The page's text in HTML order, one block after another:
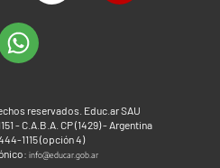
reservados. Educ.ar SAU
- C.A.B.A. CP (1429) - Argentina
1115 (opción 4)
info@educar.gob.ar